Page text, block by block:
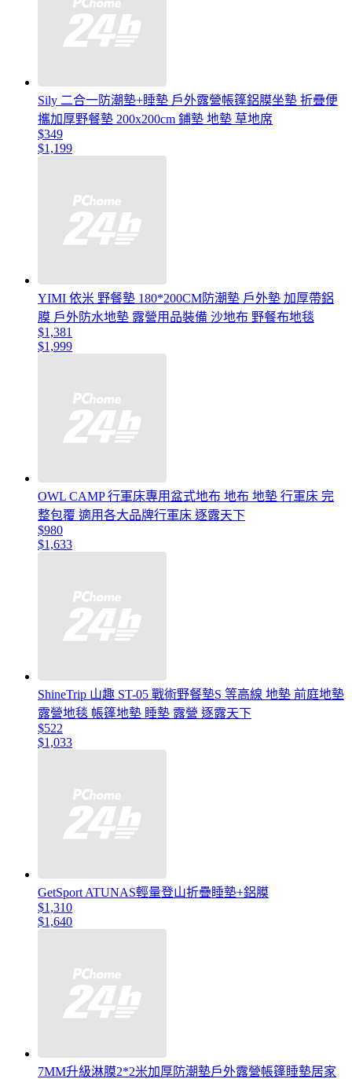
Sily 二合一防潮墊+睡墊 戶外露營帳篷鋁膜坐墊 折疊便
攜加厚野餐墊 200x200cm 鋪墊 地墊 草地席
$349
$1,199
YIMI 依米 野餐墊 180*200CM防潮墊 戶外墊 加厚帶鋁
膜 戶外防水地墊 露營用品裝備 沙地布 野餐布地毯
$1,381
$1,999
OWL CAMP 行軍床專用盆式地布 地布 地墊 行軍床 完
整包覆 適用各大品牌行軍床 逐露天下
$980
$1,633
ShineTrip 山趣 ST-05 戰術野餐墊S 等高線 地墊 前庭地墊
露營地毯 帳篷地墊 睡墊 露營 逐露天下
$522
$1,033
GetSport ATUNAS輕量登山折疊睡墊+鋁膜
$1,310
$1,640
7MM升級淋膜2*2米加厚防潮墊戶外露營帳篷睡墊居家